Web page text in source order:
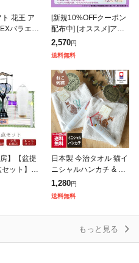
花王 ア
バラエテ
AU-40A
カー直送
[新規10%OFFクーポン
配布中] [オススメ]アフ
ューム 洗濯洗剤 セット
柔軟剤入り 洗濯用洗剤
類
2,570円
送料無料
】【盆提
ット04 お
灯 お盆
日本製 今治タオル 猫イ
ニシャルハンカチ & ゆ
ずハンドクリーム ギフ
トセット タオルハンカ
1,280円
送料無料
もっと見る